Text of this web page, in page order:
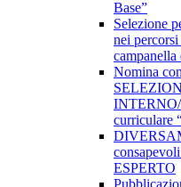
Base”
Selezione
nei
campanella
Nomina
INTERNO/
curriculare
ESPERTO